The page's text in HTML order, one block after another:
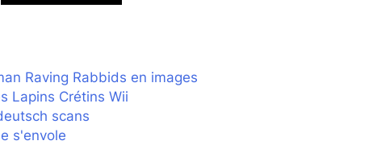
Raving Rabbids en images
Lapins Crétins Wii
scans
s'envole